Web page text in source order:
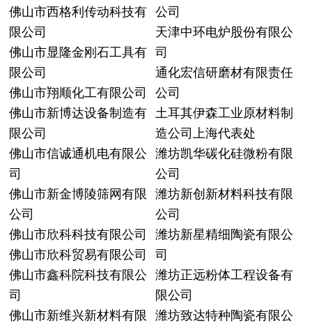
佛山市西格利传动科技有
限公司
佛山市显隆金刚石工具有
限公司
佛山市翔顺化工有限公司
佛山市新博达设备制造有
限公司
佛山市信诚通机电有限公
司
佛山市新金博陵筛网有限
公司
佛山市欣科科技有限公司
佛山市欣科贸易有限公司
佛山市鑫科院科技有限公
司
佛山市新维兴新材料有限
公司
天津中环电炉股份有限公
司
通化宏信研磨材有限责任
公司
土耳其伊森工业原材料制
造公司上海代表处
潍坊凯华碳化硅微粉有限
公司
潍坊新创新材料科技有限
公司
潍坊新星精细陶瓷有限公
司
潍坊正远粉体工程设备有
限公司
潍坊致达特种陶瓷有限公